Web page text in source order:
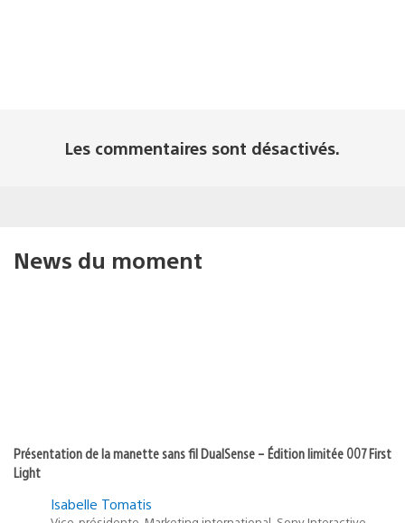
Les commentaires sont désactivés.
News du moment
Présentation de la manette sans fil DualSense – Édition limitée 007 First
Light
Isabelle Tomatis